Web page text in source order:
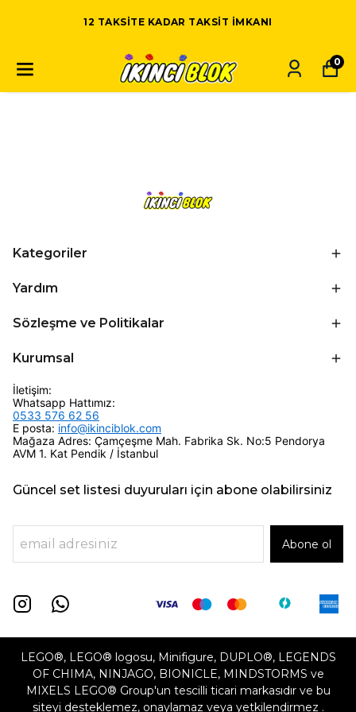
12 TAKSITE KADAR TAKSIT IMKANI
0
Kategoriler
Yardım
Sözleşme ve Politikalar
Kurumsal
İletişim:
Whatsapp Hattımız:
0533 576 62 56
E posta: info@ikinciblok.com
Mağaza Adres: Çamçeşme Mah. Fabrika Sk. No:5 Pendorya
AVM 1. Kat Pendik / İstanbul
Güncel set listesi duyuruları için abone olabilirsiniz
Abone ol
LEGO®, LEGO® logosu, Minifigure, DUPLO®, LEGENDS
OF CHIMA, NINJAGO, BIONICLE, MINDSTORMS ve
MIXELS LEGO® Group'un tescilli ticari markasıdır ve bu
siteyi desteklemez, onaylamaz veya yetkilendirmez .